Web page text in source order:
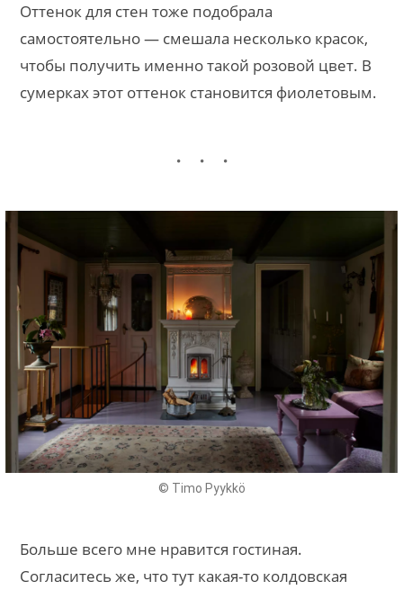
Оттенок для стен тоже подобрала
самостоятельно — смешала несколько красок,
чтобы получить именно такой розовой цвет. В
сумерках этот оттенок становится фиолетовым.
© Timo Pyykkö
Больше всего мне нравится гостиная.
Согласитесь же, что тут какая-то колдовская